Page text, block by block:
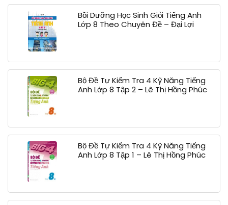
Bồi Dưỡng Học Sinh Giỏi Tiếng Anh
Lớp 8 Theo Chuyên Đề – Đại Lợi
Bộ Đề Tự Kiểm Tra 4 Kỹ Năng Tiếng
Anh Lớp 8 Tập 2 – Lê Thị Hồng Phúc
Bộ Đề Tự Kiểm Tra 4 Kỹ Năng Tiếng
Anh Lớp 8 Tập 1 – Lê Thị Hồng Phúc